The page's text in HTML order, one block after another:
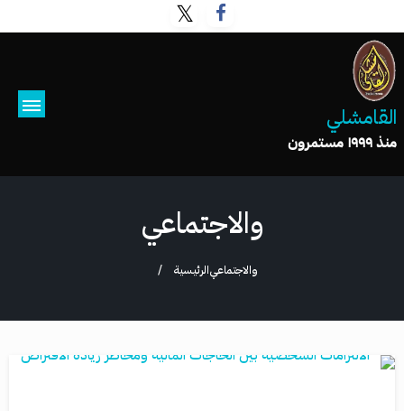
القامشلي
منذ ١٩٩٩ مستمرون
والاجتماعي
الرئيسيةوالاجتماعي